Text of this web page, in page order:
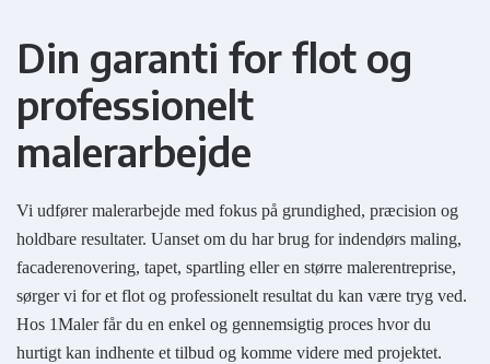
Din garanti for flot og
professionelt
malerarbejde
Vi udfører malerarbejde med fokus på grundighed, præcision og
holdbare resultater. Uanset om du har brug for indendørs maling,
facaderenovering, tapet, spartling eller en større malerentreprise,
sørger vi for et flot og professionelt resultat du kan være tryg ved.
Hos 1Maler får du en enkel og gennemsigtig proces hvor du
hurtigt kan indhente et tilbud og komme videre med projektet.